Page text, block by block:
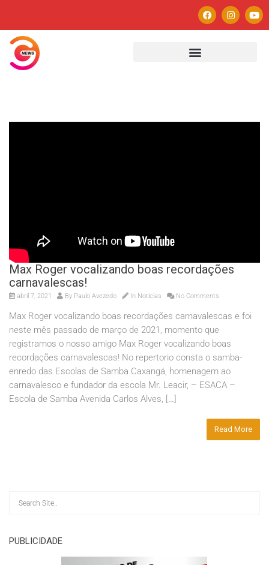
Max Roger vocalizando boas recordações
carnavalescas!
abril 7, 2021 By Paulo Avezedo In Noticias No Comments
Max Roger vocalizando boas recordações carnavalescas e foi
neste mês passado de março de 2021, momento que
registramos o nosso amigo Max Roger vocalizando boas
recordações carnavalescas! No repertorio consta o samba-
enredo das Escolas de Samba Caxangá, homenagem ao
carnavalesco e fundador da escola Mr. Leacir, – ESACA –
Escola de Samba Avenida Carlos Alves, […]
Read More
PUBLICIDADE